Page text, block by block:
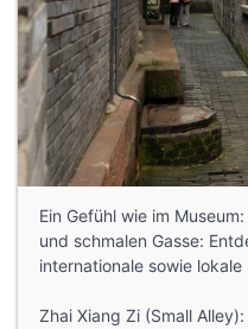
Ein Gefühl wie im
und schmalen Gasse:
internationale sowie
Zhai Xiang Zi (Small Alley):